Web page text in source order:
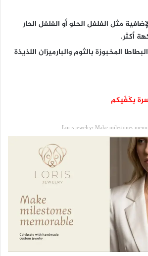
مثل الفلفل الحلو أو الفلفل الحار
أكثر.
المخبوزة بالثوم والبارميزان اللذيذة
بِكَفّيكم
Loris jewelry: Make milestones